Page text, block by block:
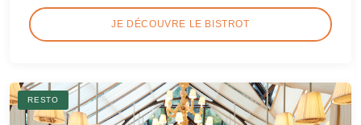
JE DÉCOUVRE LE BISTROT
RESTO